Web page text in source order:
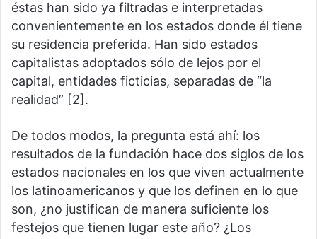
éstas han sido ya filtradas e interpretadas
convenientemente en los estados donde él tiene
su residencia preferida. Han sido estados
capitalistas adoptados sólo de lejos por el
capital, entidades ficticias, separadas de “la
realidad” [2].
De todos modos, la pregunta está ahí: los
resultados de la fundación hace dos siglos de los
estados nacionales en los que viven actualmente
los latinoamericanos y que los definen en lo que
son, ¿no justifican de manera suficiente los
festejos que tienen lugar este año? ¿Los